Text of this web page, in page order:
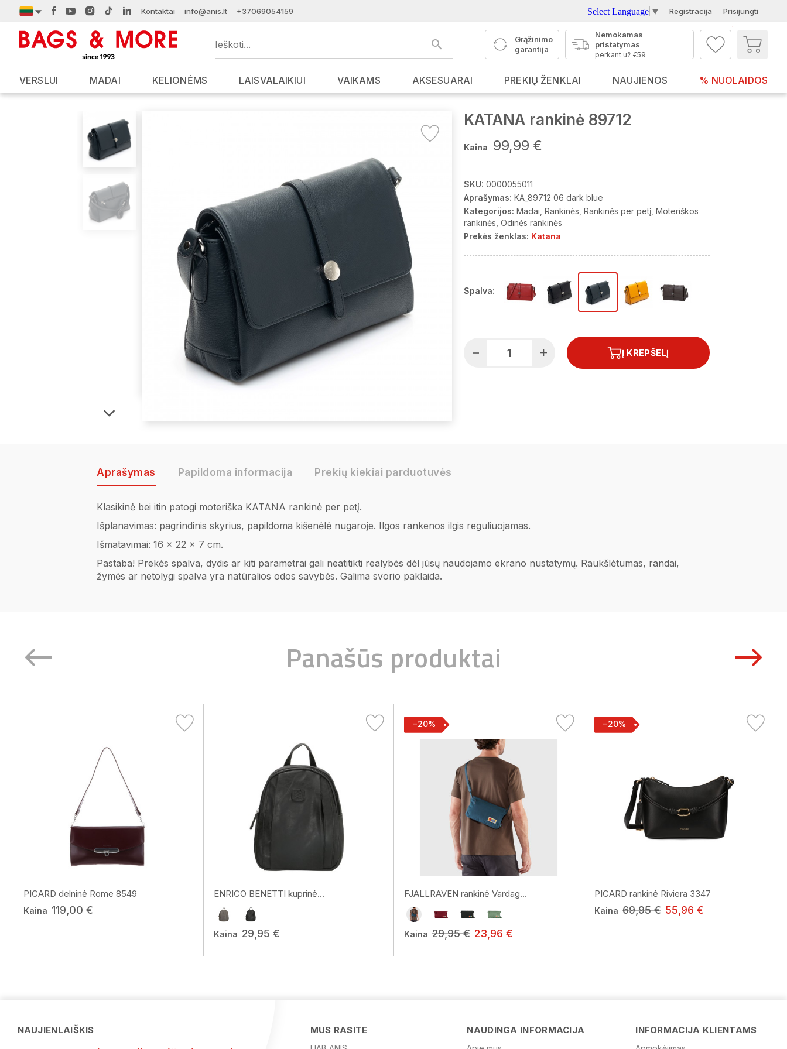
Kontaktai info@anis.lt +37069054159 Select Language ▼ Registracija Prisijungti
Grąžinimo
garantija
Nemokamas
pristatymas
perkant už €59
VERSLUI MADAI KELIONĖMS LAISVALAIKIUI VAIKAMS AKSESUARAI PREKIŲ ŽENKLAI NAUJIENOS % NUOLAIDOS
KATANA rankinė 89712
Kaina 99,99 €
SKU: 0000055011
Aprašymas: KA_89712 06 dark blue
Kategorijos: Madai Rankinės Rankinės per petį Moteriškos
rankinės Odinės rankinės
Prekės ženklas: Katana
Spalva:
Į KREPŠELĮ
Aprašymas Papildoma informacija Prekių kiekiai parduotuvės
Klasikinė bei itin patogi moteriška KATANA rankinė per petį.
Išplanavimas: pagrindinis skyrius, papildoma kišenėlė nugaroje. Ilgos rankenos ilgis reguliuojamas.
Išmatavimai: 16 x 22 x 7 cm.
Pastaba! Prekės spalva, dydis ar kiti parametrai gali neatitikti realybės dėl jūsų naudojamo ekrano nustatymų. Raukšlėtumas, randai,
žymės ar netolygi spalva yra natūralios odos savybės. Galima svorio paklaida.
Panašūs produktai
PICARD delninė Rome 8549
Kaina 119,00 €
ENRICO BENETTI kuprinė...
Kaina 29,95 €
−20%
FJALLRAVEN rankinė Vardag...
Kaina 29,95 € 23,96 €
−20%
PICARD rankinė Riviera 3347
Kaina 69,95 € 55,96 €
NAUJIENLAIŠKIS MUS RASITE NAUDINGA INFORMACIJA INFORMACIJA KLIENTAMS